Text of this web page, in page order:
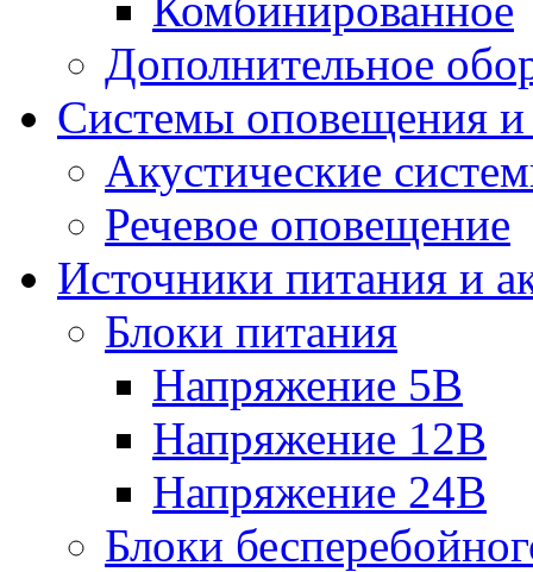
Дополнительное
Системы оповещения и
Акустические
Речевое оповещение
Источники питания и
Блоки питания
Напряжение 5В
Напряжение 12В
Напряжение 24В
Блоки